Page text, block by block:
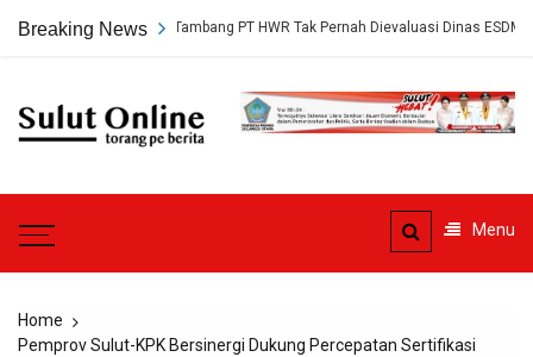
Breaking News
Persetujuan Tambang PT HWR Tak Pernah Dievaluasi Dinas ESDM
Sulut
Menu
Home
Pemprov Sulut-KPK Bersinergi Dukung Percepatan Sertifikasi